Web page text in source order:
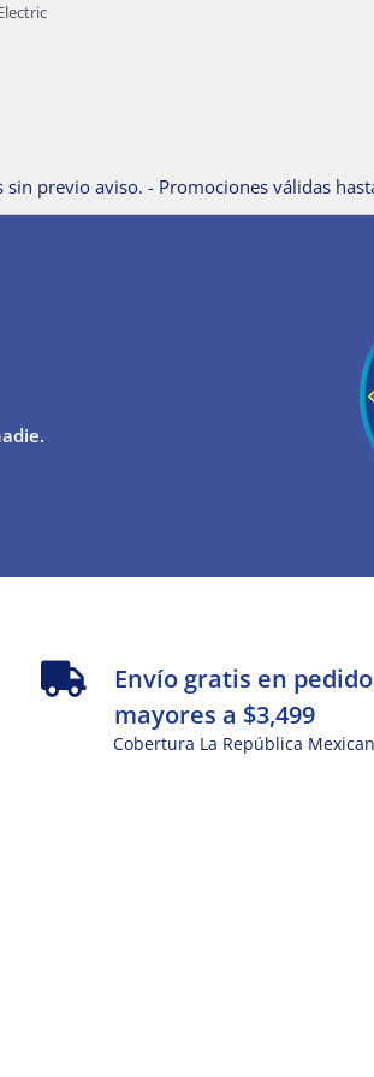
previo aviso. - Promociones válidas
Envío gratis en
mayores a $3,499
Cobertura La República